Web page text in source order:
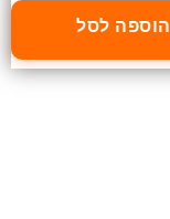
הוספה לסל